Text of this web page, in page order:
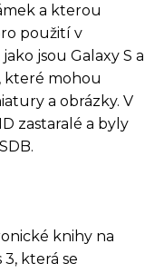
a kterou
použití v
jsou Galaxy S a
které mohou
a obrázky. V
zastaralé a byly
knihy na
která se